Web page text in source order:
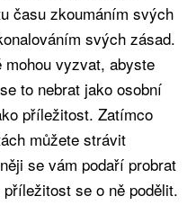
času zkoumáním svých
svých zásad.
vyzvat, abyste
to nebrat jako osobní
příležitost. Zatímco
můžete strávit
se vám podaří probrat
se o ně podělit.